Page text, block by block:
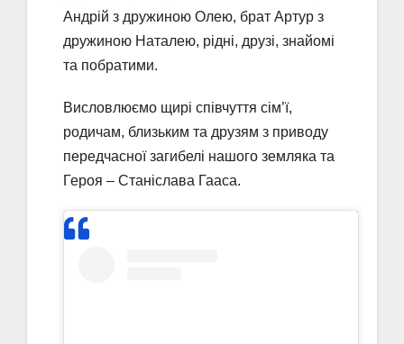
Андрій з дружиною Олею, брат Артур з
дружиною Наталею, рідні, друзі, знайомі
та побратими.
Висловлюємо щирі співчуття сім’ї,
родичам, близьким та друзям з приводу
передчасної загибелі нашого земляка та
Героя – Станіслава Гааса.